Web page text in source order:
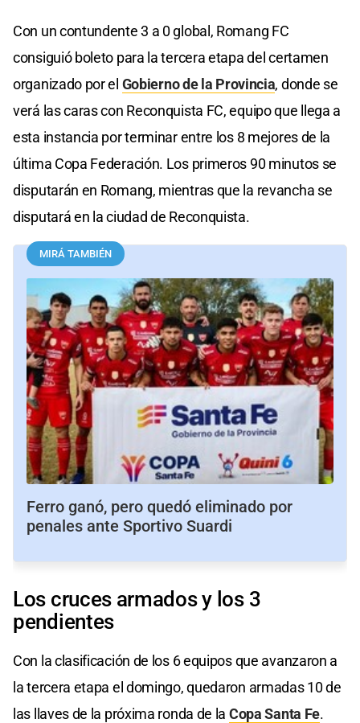
Con un contundente 3 a 0 global, Romang FC
consiguió boleto para la tercera etapa del certamen
organizado por el Gobierno de la Provincia, donde se
verá las caras con Reconquista FC, equipo que llega a
esta instancia por terminar entre los 8 mejores de la
última Copa Federación. Los primeros 90 minutos se
disputarán en Romang, mientras que la revancha se
disputará en la ciudad de Reconquista.
MIRÁ TAMBIÉN
Ferro ganó, pero quedó eliminado por
penales ante Sportivo Suardi
Los cruces armados y los 3
pendientes
Con la clasificación de los 6 equipos que avanzaron a
la tercera etapa el domingo, quedaron armadas 10 de
las llaves de la próxima ronda de la Copa Santa Fe.